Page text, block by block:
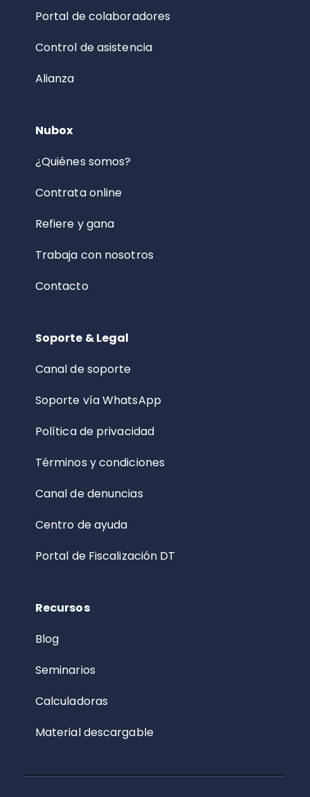
Portal de colaboradores
Control de asistencia
Alianza
Nubox
¿Quiénes somos?
Contrata online
Refiere y gana
Trabaja con nosotros
Contacto
Soporte & Legal
Canal de soporte
Soporte vía WhatsApp
Política de privacidad
Términos y condiciones
Canal de denuncias
Centro de ayuda
Portal de Fiscalización DT
Recursos
Blog
Seminarios
Calculadoras
Material descargable